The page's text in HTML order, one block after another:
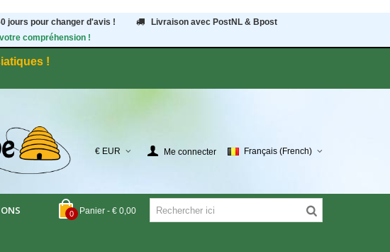
jours pour changer d'avis !
Livraison avec PostNL & Bpost
compréhension !
!
€ EUR Me connecter Français (French)
0 Panier - € 0,00